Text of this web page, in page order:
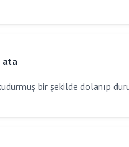
ata
bir şekilde dolanıp